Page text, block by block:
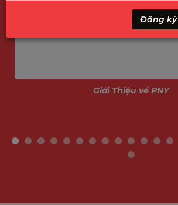
Giới Thiệu về PNY
Đăng ký